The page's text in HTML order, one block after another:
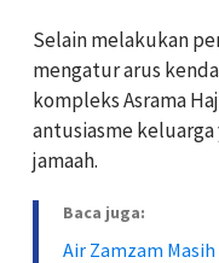
Selain melakukan
mengatur arus
kompleks Asrama
antusiasme
jamaah.
Baca juga:
Air Zamzam